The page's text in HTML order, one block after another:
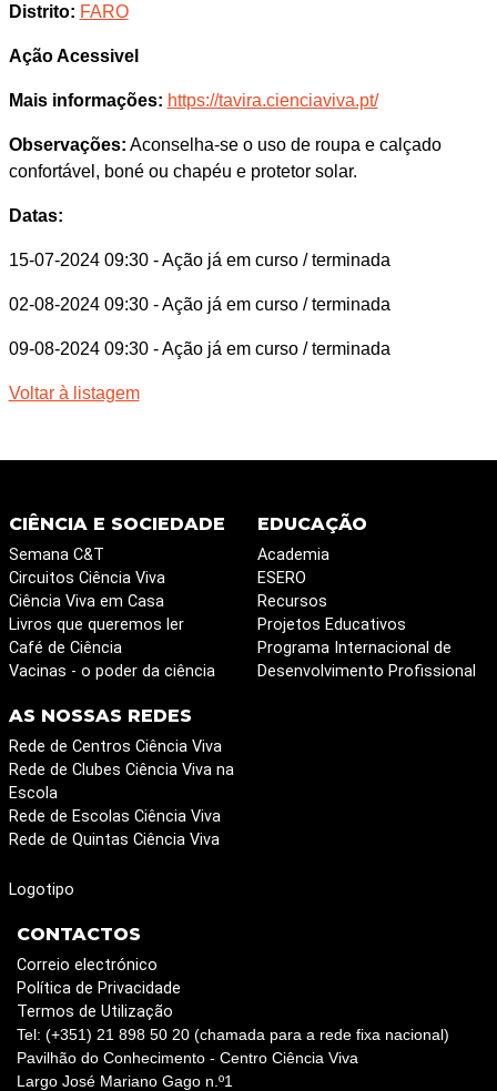
Distrito: FARO
Ação Acessivel
Mais informações: https://tavira.cienciaviva.pt/
Observações: Aconselha-se o uso de roupa e calçado
confortável, boné ou chapéu e protetor solar.
Datas:
15-07-2024 09:30 - Ação já em curso / terminada
02-08-2024 09:30 - Ação já em curso / terminada
09-08-2024 09:30 - Ação já em curso / terminada
Voltar à listagem
CIÊNCIA E SOCIEDADE
Semana C&T
Circuitos Ciência Viva
Ciência Viva em Casa
Livros que queremos ler
Café de Ciência
Vacinas - o poder da ciência
EDUCAÇÃO
Academia
ESERO
Recursos
Projetos Educativos
Programa Internacional de
Desenvolvimento Profissional
AS NOSSAS REDES
Rede de Centros Ciência Viva
Rede de Clubes Ciência Viva na
Escola
Rede de Escolas Ciência Viva
Rede de Quintas Ciência Viva
Logotipo
CONTACTOS
Correio electrónico
Política de Privacidade
Termos de Utilização
Tel: (+351) 21 898 50 20 (chamada para a rede fixa nacional)
Pavilhão do Conhecimento - Centro Ciência Viva
Largo José Mariano Gago n.º1